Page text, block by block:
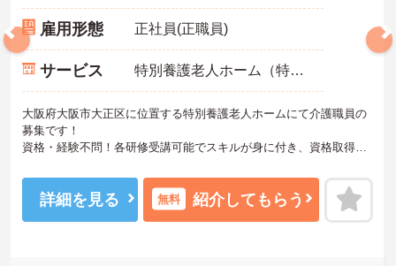
雇用形態 正社員(正職員)
サービス 特別養護老人ホーム（特養）
大阪府大阪市大正区に位置する特別養護老人ホームにて介護職員の
募集です！
資格・経験不問！各研修受講可能でスキルが身に付き、資格取得支
暇取得実績・勤務時間や勤務日の相談もしやすく、お子様がいらっ
しゃる方でも安心して働けます♪
ご興味ある方には、面接対策ポイントなど、さらに詳細をお話しい
詳細を見る 無料 紹介してもらう